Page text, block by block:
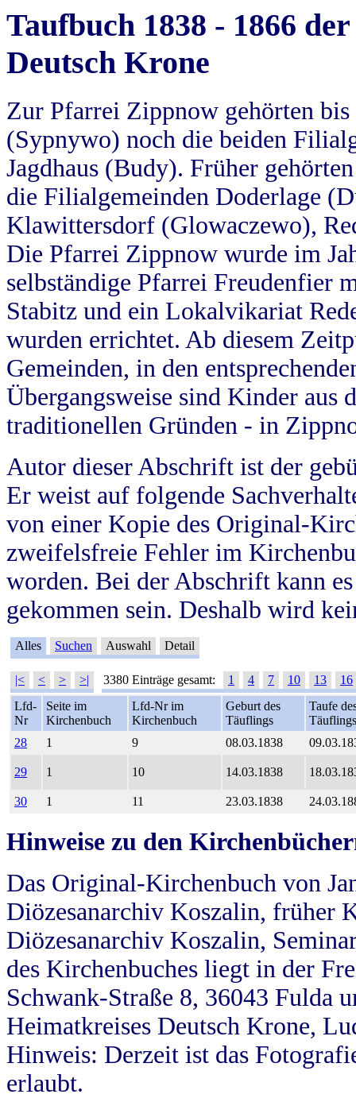
Taufbuch 1838 - 1866
Deutsch Krone
Zur Pfarrei Zippnow gehörten
(Sypnywo) noch die beiden
Jagdhaus (Budy). Früher
die Filialgemeinden Doderlage
Klawittersdorf (Glowaczewo),
Die Pfarrei Zippnow wurde im
selbständige Pfarrei Freudenfier
Stabitz und ein Lokalvikariat
wurden errichtet. Ab diesem
Gemeinden, in den
Übergangsweise sind Kinder aus
traditionellen Gründen - in
Autor dieser Abschrift ist der
Er weist auf folgende
von einer Kopie des Original-
zweifelsfreie Fehler im
worden. Bei der Abschrift kann
gekommen sein. Deshalb wird
Alles Suchen Auswahl Detail
|< < > >| 3380 Einträge gesamt: 1 4 7 10 13
16
Lfd-
Nr
Seite im
Kirchenbuch
Lfd-Nr im
Kirchenbuch
Geburt des
Täuflings
Taufe
Täuflings
28
1 9 08.03.1838
29 1 10 14.03.1838
30 1 11 23.03.1838
Hinweise zu den
Das Original-Kirchenbuch von
Diözesanarchiv Koszalin, früher
Diözesanarchiv Koszalin,
des Kirchenbuches liegt in der
Schwank-Straße 8, 36043 Fulda
Heimatkreises Deutsch Krone,
Hinweis: Derzeit ist das
erlaubt.